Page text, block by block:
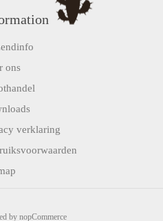
ons
verklaring
by nopCommerce